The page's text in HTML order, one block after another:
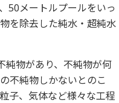
50メートルプールをいっ
を除去した純水・超純水
純物があり、不純物が何
不純物しかないとのこ
子、気体など様々な工程